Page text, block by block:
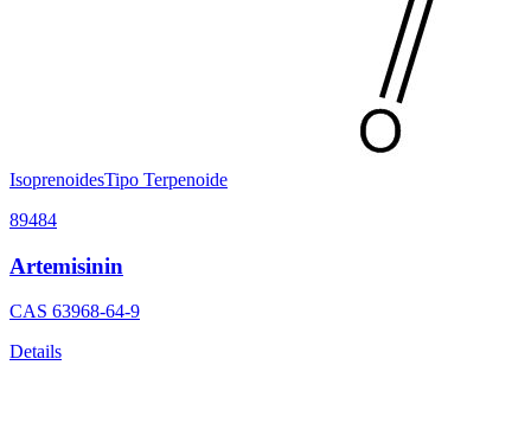
IsoprenoidesTipo Terpenoide
89484
Artemisinin
CAS 63968-64-9
Details